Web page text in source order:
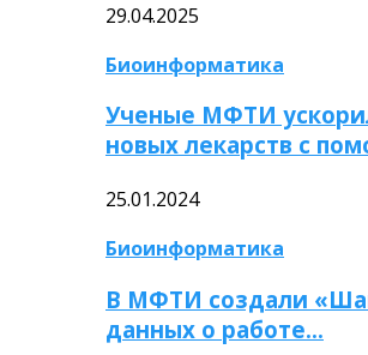
29.04.2025
Биоинформатика
Ученые МФТИ
новых лекарств с
25.01.2024
Биоинформатика
В МФТИ создали
данных о работе…